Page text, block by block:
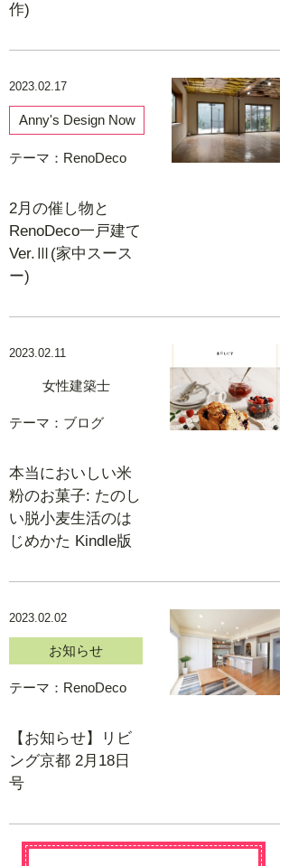
作)
2023.02.17
Anny's Design Now
テーマ： RenoDeco
2月の催し物と
RenoDeco一戸建て
Ver.Ⅲ(家中スース
ー)
2023.02.11
女性建築士
テーマ： ブログ
本当においしい米
粉のお菓子: たのし
い脱小麦生活のは
じめかた Kindle版
2023.02.02
お知らせ
テーマ： RenoDeco
【お知らせ】リビ
ング京都 2月18日
号